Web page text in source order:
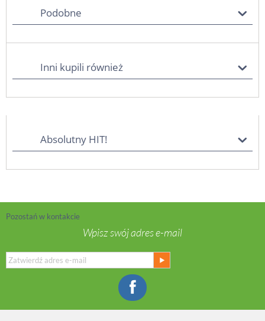
Podobne
Inni kupili również
Absolutny HIT!
Pozostań w kontakcie
Wpisz swój adres e-mail